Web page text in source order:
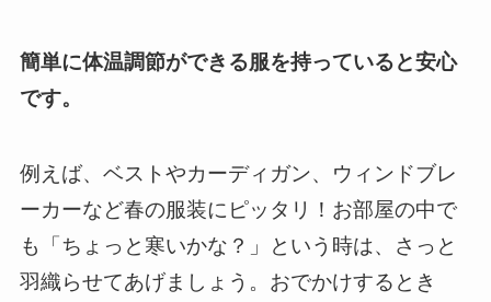
簡単に体温調節ができる服を持っていると安心
です。
例えば、ベストやカーディガン、ウィンドブレ
ーカーなど春の服装にピッタリ！ お部屋の中で
も「ちょっと寒いかな？」という時は、さっと
羽織らせてあげましょう。おでかけするとき